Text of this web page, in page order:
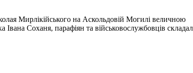
Мирлікійського на Аскольдовій Могилі величною
Соханя, парафіян та військовослужбовців